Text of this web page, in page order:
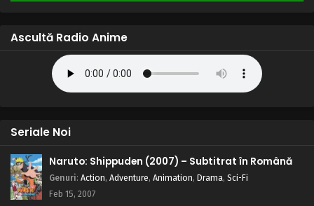
Ascultă Radio Anime
Seriale Noi
Naruto: Shippuden (2007) – Subtitrat în Română
Genuri: Action, Adventure, Animation, Drama, Sci-Fi
Feb 15, 2007